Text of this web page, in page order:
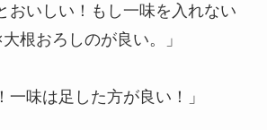
おいしい！もし一味を入れない
根おろしのが良い。」
一味は足した方が良い！」